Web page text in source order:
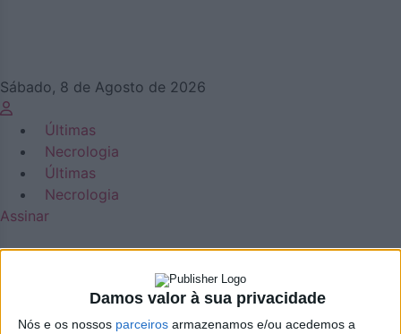
Damos valor à sua privacidade
Nós e os nossos parceiros armazenamos e/ou acedemos a
Sábado, 8 de Agosto de 2026
Últimas
Necrologia
Últimas
Necrologia
Assinar